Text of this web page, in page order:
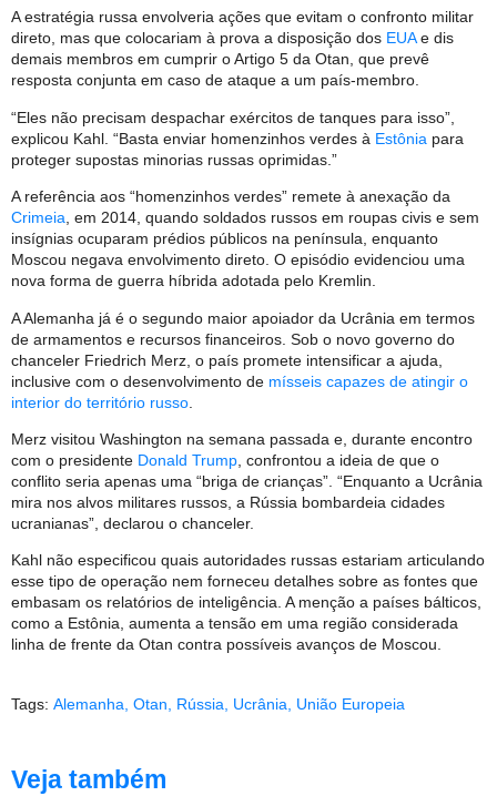
A estratégia russa envolveria ações que evitam o confronto militar
direto, mas que colocariam à prova a disposição dos EUAe dis
demais membros em cumprir o Artigo 5 da Otan, que prevê
resposta conjunta em caso de ataque a um país-membro.
“Eles não precisam despachar exércitos de tanques para isso”,
explicou Kahl. “Basta enviar homenzinhos verdes à Estônia para
proteger supostas minorias russas oprimidas.”
A referência aos “homenzinhos verdes” remete à anexação da
Crimeia , em 2014, quando soldados russos em roupas civis e sem
insígnias ocuparam prédios públicos na península, enquanto
Moscou negava envolvimento direto. O episódio evidenciou uma
nova forma de guerra híbrida adotada pelo Kremlin.
A Alemanha já é o segundo maior apoiador da Ucrânia em termos
de armamentos e recursos financeiros. Sob o novo governo do
chanceler Friedrich Merz, o país promete intensificar a ajuda,
inclusive com o desenvolvimento de mísseis capazes de atingir o
interior do território russo
Merz visitou Washington na semana passada e, durante encontro
com o presidente Donald Trump , confrontou a ideia de que o
conflito seria apenas uma “briga de crianças”. “Enquanto a Ucrânia
mira nos alvos militares russos, a Rússia bombardeia cidades
ucranianas”, declarou o chanceler.
Kahl não especificou quais autoridades russas estariam articulando
esse tipo de operação nem forneceu detalhes sobre as fontes que
embasam os relatórios de inteligência. A menção a países bálticos,
como a Estônia, aumenta a tensão em uma região considerada
linha de frente da Otan contra possíveis avanços de Moscou.
Tags: Alemanha Otan Rússia Ucrânia União Europeia
Veja também